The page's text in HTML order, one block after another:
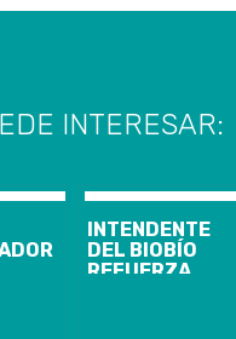
INTERESAR:
INTENDENTE
DEL BIOBÍO
REFUERZA